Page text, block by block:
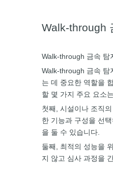
Walk-through
Walk-through 금속 탐
Walk-through 금속 탐
는 데 중요한 역할을
할 몇 가지 주요 요소
첫째, 시설이나 조직
한 기능과 구성을 선
을 둘 수 있습니다.
둘째, 최적의 성능을
지 않고 심사 과정을